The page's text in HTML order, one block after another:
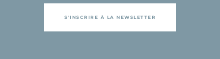
S'INSCRIRE À LA NEWSLETTER